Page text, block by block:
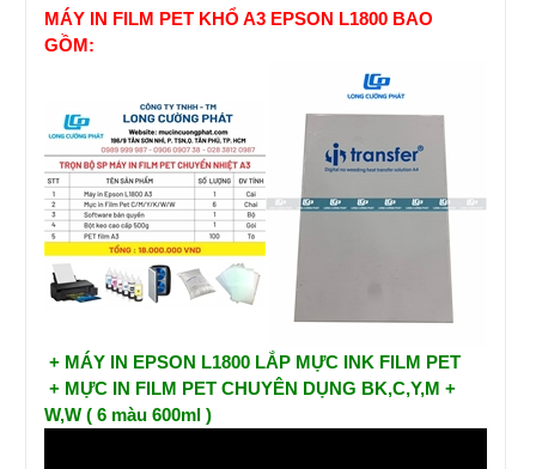
MÁY IN FILM PET KHỔ A3 EPSON L1800 BAO
GỒM:
+ MÁY IN EPSON L1800 LẮP MỰC INK FILM PET
+ MỰC IN FILM PET CHUYÊN DỤNG BK,C,Y,M +
W,W ( 6 màu 600ml )